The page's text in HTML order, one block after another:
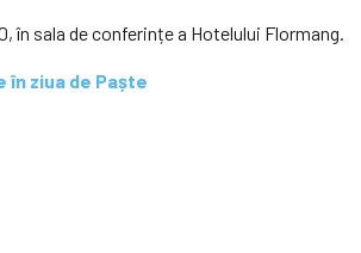
în sala de conferințe a Hotelului Flormang.
în ziua de Paște